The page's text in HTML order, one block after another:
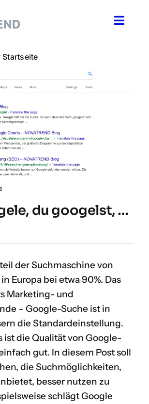
Toggle
du googelst, …
der Suchmaschine von
Europa bei etwa 90%. Das
Marketing- und
– Google-Suche ist in
die Standardeinstellung.
ist die Qualität von Google-
gut. In diesem Post soll
die Suchmöglichkeiten,
besser nutzen zu
schlägt Google